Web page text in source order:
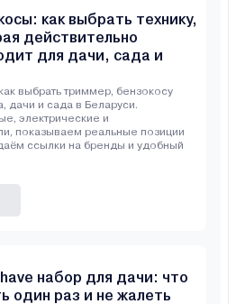
как выбрать технику,
действительно
для дачи, сада и
выбрать триммер, бензокосу
дачи и сада в Беларуси.
электрические и
показываем реальные позиции
ссылки на бренды и удобный
набор для дачи: что
один раз и не жалеть